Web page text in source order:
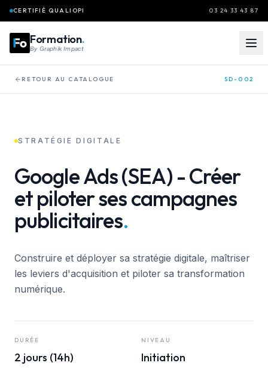
Aller au contenu principal
CERTIFIÉ QUALIOPI 03 24 33 43 87
Formation.
By Graphik Impact
RETOUR AU CATALOGUE SD-002
STRATÉGIE DIGITALE
GoogleAds(SEA) -Créer
etpilotersescampagnes
publicitaires.
Construire et déployer sa stratégie digitale, maîtriser
les leviers d'acquisition et piloter sa transformation
numérique.
DURÉE
2 jours (14h)
NIVEAU
Initiation